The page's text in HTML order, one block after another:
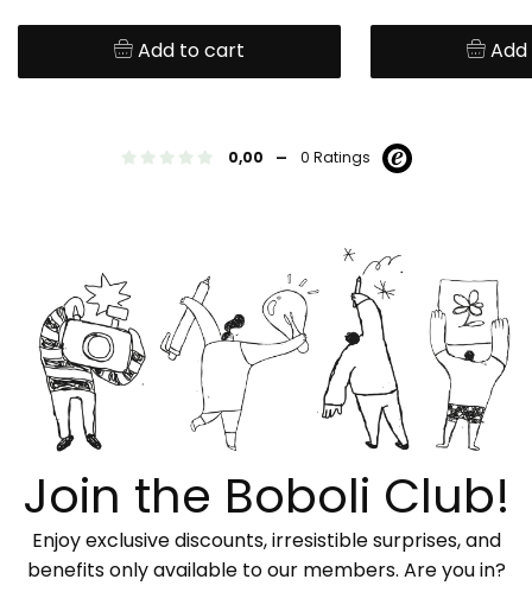
Add to cart
0,00 - 0 Ratings
Join the Boboli Club!
Enjoy exclusive discounts, irresistible surprises, and
benefits only available to our members. Are you in?